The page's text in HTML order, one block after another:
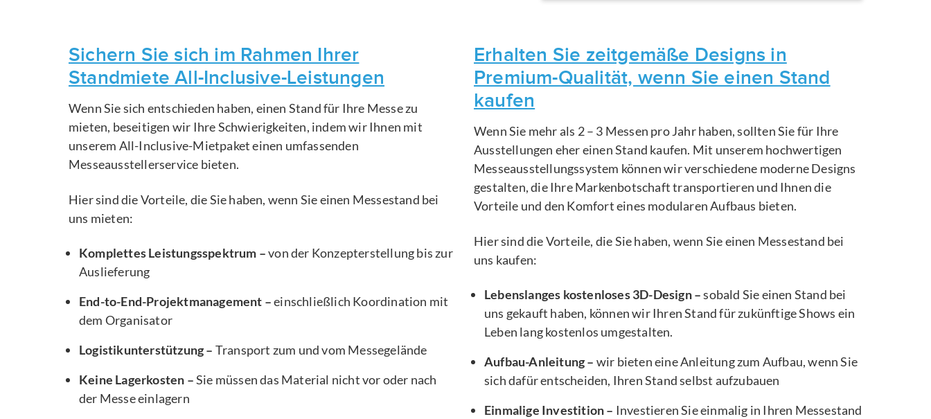
Sichern Sie sich im Rahmen Ihrer
Standmiete All-Inclusive-Leistungen
Wenn Sie sich entschieden haben, einen Stand für Ihre Messe zu
mieten, beseitigen wir Ihre Schwierigkeiten, indem wir Ihnen mit
unserem All-Inclusive-Mietpaket einen umfassenden
Messeausstellerservice bieten.
Hier sind die Vorteile, die Sie haben, wenn Sie einen Messestand bei
uns mieten:
Komplettes Leistungsspektrum –von der Konzepterstellung bis zur
Auslieferung
End-to-End-Projektmanagement –einschließlich Koordination mit
dem Organisator
Logistikunterstützung – Transport zum und vom Messegelände
Keine Lagerkosten –Sie müssen das Material nicht vor oder nach
der Messe einlagern
Erhalten Sie zeitgemäße Designs in
Premium-Qualität, wenn Sie einen Stand
kaufen
Wenn Sie mehr als 2 – 3 Messen pro Jahr haben, sollten Sie für Ihre
Ausstellungen eher einen Stand kaufen. Mit unserem hochwertigen
Messeausstellungssystem können wir verschiedene moderne Designs
gestalten, die Ihre Markenbotschaft transportieren und Ihnen die
Vorteile und den Komfort eines modularen Aufbaus bieten.
Hier sind die Vorteile, die Sie haben, wenn Sie einen Messestand bei
uns kaufen:
Lebenslanges kostenloses 3D-Design –sobald Sie einen Stand bei
uns gekauft haben, können wir Ihren Stand für zukünftige Shows ein
Leben lang kostenlos umgestalten.
Aufbau-Anleitung – wir bieten eine Anleitung zum Aufbau, wenn Sie
sich dafür entscheiden, Ihren Stand selbst aufzubauen
Einmalige Investition – Investieren Sie einmalig in Ihren Messestand